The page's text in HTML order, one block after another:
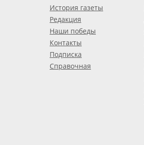
История газеты
Редакция
Наши победы
Контакты
Подписка
Справочная